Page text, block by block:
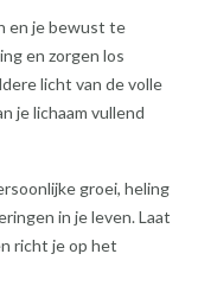
en je bewust te
en zorgen los
licht van de volle
je lichaam vullend
groei, heling
in je leven. Laat
richt je op het